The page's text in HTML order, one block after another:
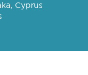
Cyprus